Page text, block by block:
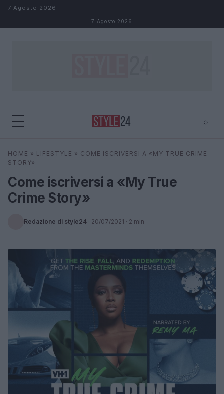
Salta al contenuto
7 Agosto 2026
7 Agosto 2026
⌕
Cerca ⌕ ×
HOME » LIFESTYLE » COME ISCRIVERSI A «MY TRUE CRIME
STORY»
Come iscriversi a «My True
Crime Story»
Redazione di style24 · 20/07/2021 · 2 min